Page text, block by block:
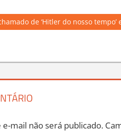
de ‘Hitler do nosso